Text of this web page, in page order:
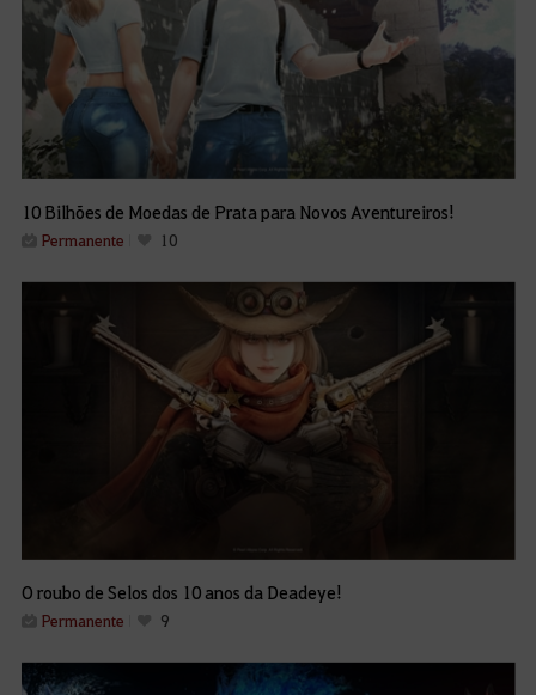
10 Bilhões de Moedas de Prata para Novos Aventureiros!
Permanente 10
O roubo de Selos dos 10 anos da Deadeye!
Permanente 9